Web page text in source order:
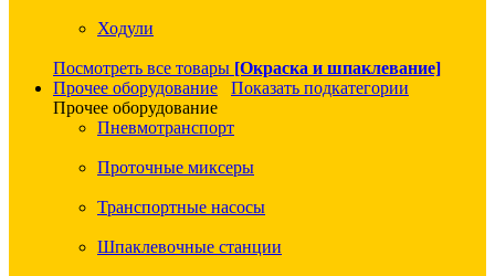
Ходули
Посмотреть все товары [Окраска и шпаклевание]
Прочее оборудование
Показать подкатегории
Прочее оборудование
Пневмотранспорт
Проточные миксеры
Транспортные насосы
Шпаклевочные станции